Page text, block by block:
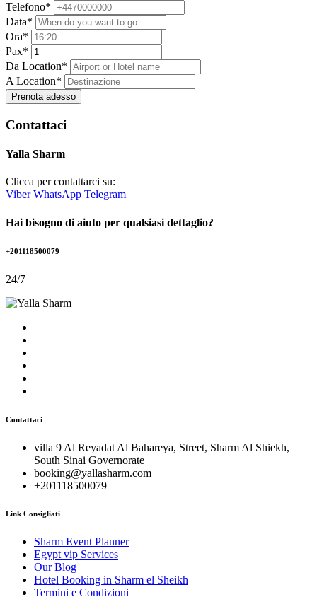
Telefono*
Data*
Ora*
Pax*
Da Location*
A Location*
Prenota adesso
Contattaci
Yalla Sharm
Clicca per contattarci su:
Viber WhatsApp Telegram
Hai bisogno di aiuto per qualsiasi dettaglio?
+201118500079
24/7
Contattaci
villa 9 Al Reyadat Al Bahareya, Street, Sharm Al Shiekh,
South Sinai Governorate
booking@yallasharm.com
+201118500079
Link Consigliati
Sharm Event Planner
Egypt vip Services
Our Blog
Hotel Booking in Sharm el Sheikh
Termini e Condizioni